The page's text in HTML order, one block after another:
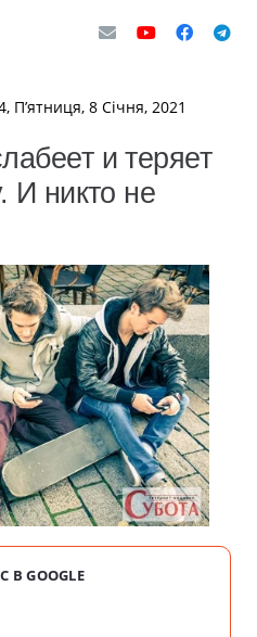
П’ятниця, 8 Січня, 2021
и теряет
И никто не
GOOGLE